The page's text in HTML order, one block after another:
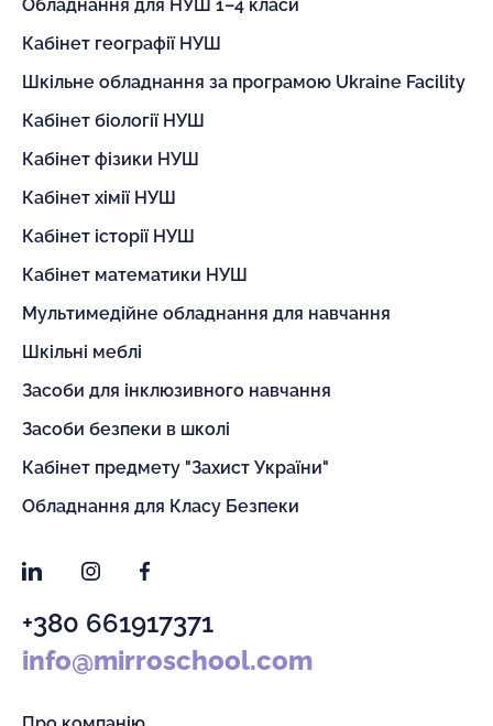
Обладнання для НУШ 1–4 класи
Кабінет географії НУШ
Шкільне обладнання за програмою Ukraine Facility
Кабінет біології НУШ
Кабінет фізики НУШ
Кабінет хімії НУШ
Кабінет історії НУШ
Кабінет математики НУШ
Мультимедійне обладнання для навчання
Шкільні меблі
Засоби для інклюзивного навчання
Засоби безпеки в школі
Кабінет предмету "Захист України"
Обладнання для Класу Безпеки
LinkedInInstagramFacebook
+380 661917371
info@mirroschool.com